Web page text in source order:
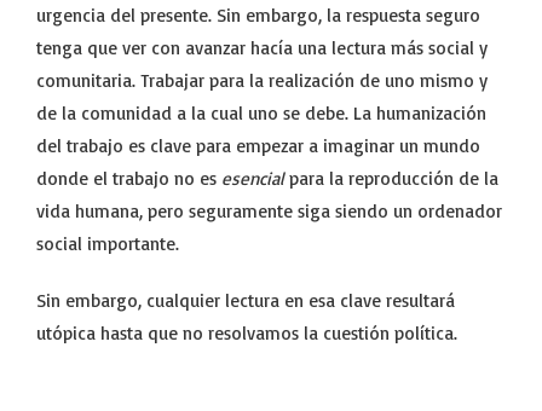
urgencia del presente. Sin embargo, la respuesta seguro
tenga que ver con avanzar hacía una lectura más social y
comunitaria. Trabajar para la realización de uno mismo y
de la comunidad a la cual uno se debe. La humanización
del trabajo es clave para empezar a imaginar un mundo
donde el trabajo no es esencialpara la reproducción de la
vida humana, pero seguramente siga siendo un ordenador
social importante.
Sin embargo, cualquier lectura en esa clave resultará
utópica hasta que no resolvamos la cuestión política.